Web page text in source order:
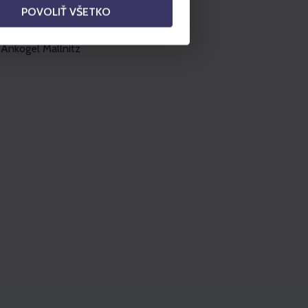
POVOLIŤ VŠETKO
Mölltaler Gletscher
Muttereralm Innsbruck
Ankogel Mallnitz